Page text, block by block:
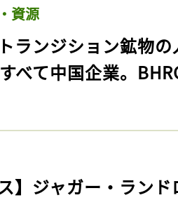
資源
トランジション鉱物
べて中国企業。
ス】ジャガー・ラン
ログインが必
会員登録